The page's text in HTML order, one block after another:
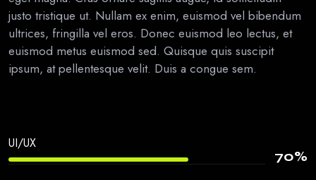
justo tristique ut. Nullam ex enim, euismod vel bibendum
ultrices, fringilla vel eros. Donec euismod leo lectus, et
euismod metus euismod sed. Quisque quis suscipit
ipsum, at pellentesque velit. Duis a congue sem.
UI/UX
70%